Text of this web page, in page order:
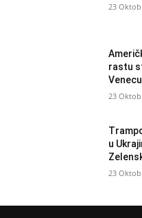
23
rastu
23
u
23